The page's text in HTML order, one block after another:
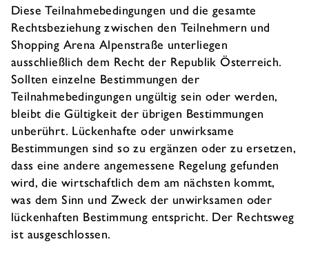
Diese Teilnahmebedingungen und die gesamte
Rechtsbeziehung zwischen den Teilnehmern und
Shopping Arena Alpenstraße unterliegen
ausschließlich dem Recht der Republik Österreich.
Sollten einzelne Bestimmungen der
Teilnahmebedingungen ungültig sein oder werden,
bleibt die Gültigkeit der übrigen Bestimmungen
unberührt. Lückenhafte oder unwirksame
Bestimmungen sind so zu ergänzen oder zu ersetzen,
dass eine andere angemessene Regelung gefunden
wird, die wirtschaftlich dem am nächsten kommt,
was dem Sinn und Zweck der unwirksamen oder
lückenhaften Bestimmung entspricht. Der Rechtsweg
ist ausgeschlossen.